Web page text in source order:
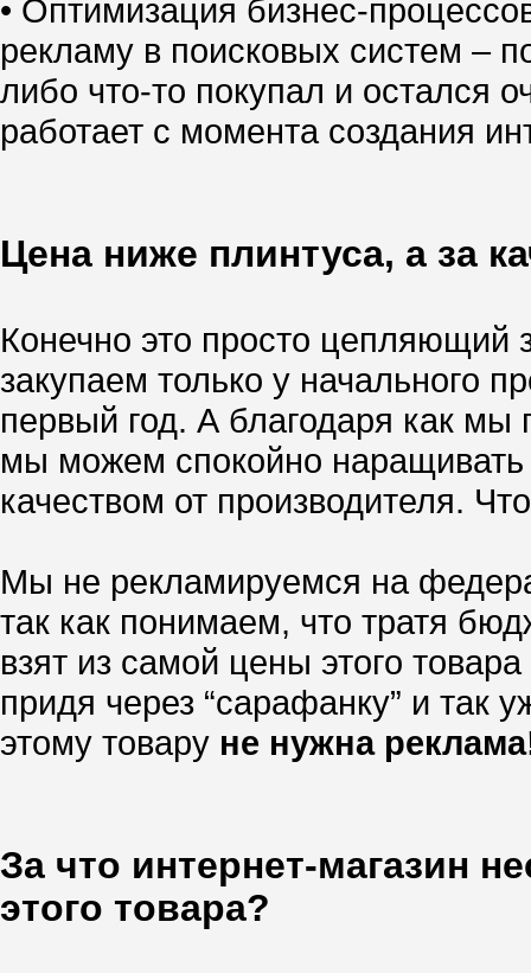
• Оптимизация бизнес-
рекламу в поисковых систем –
либо что-то покупал и остался
работает с момента создания
Цена ниже плинтуса, а за
Конечно это просто цепляющий
закупаем только у начального
первый год. А благодаря как
мы можем спокойно наращивать
качеством от производителя.
Мы не рекламируемся на
так как понимаем, что тратя
взят из самой цены этого
придя через “сарафанку” и так
этому товару не нужна
За что интернет-магазин
этого товара?